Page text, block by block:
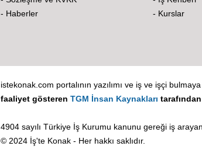
- Haberler
- Kurslar
istekonak.com portalının yazılımı ve iş ve işçi
faaliyet gösteren TGM İnsan Kaynakları
4904 sayılı Türkiye İş Kurumu kanunu gereği iş
© 2024 İş'te Konak - Her hakkı saklıdır.